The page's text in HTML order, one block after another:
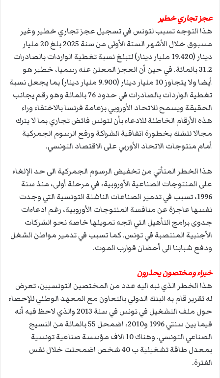
عجز تجاري خطير
هذا التوجه تسبب لتونس في تسجيل عجز تجاري خطير وغير
مسبوق خلال الأشهر الستة الأولى من سنة 2025 بلغ 20 مليار
دينار (19.420 مليار دينار) لتبلغ نسبة تغطية الواردات بالصادرات
31.2 بالمائة. في حين أن العجز المعلن عنه رسميا، خطير هو
أيضا ولا يتجاوز 10 مليار دينار (9.900 مليار دينار) بما يجعل نسبة
تغطية الواردات بالصادرات في حدود 76 بالمائة وهو رقم يجانب
الحقيقة ويسمح للاتحاد الأوروبي بزعامة فرنسا بالاختفاء وراء
هذه الأرقام الخاطئة للادعاء بأن لتونس فائض تجاري بما لا يترك
مجالا للشك بخطورة اتفاقية الشراكة ورفع الرسوم الجمركية
أمام منتوجات الاتحاد الأوربي على الاقتصاد التونسي.
هذا الخطر المتأتي من تخفيض الرسوم الجمركية الى حد الإلغاء
على المنتوجات الصناعية الأوروبية، في مرحلة أولى، منذ سنة
1996، تسبب في تدمير الصناعات الناشئة التونسية التي وجدت
نفسها عاجزة عن منافسة المنتوجات الأوروبية، رغم ادعاءات
جدوى برامج التأهيل التي اتجه تمويلها خاصة نحو الشركات
الأجنبية المنتصبة في تونس. كما تسبب في تدمير مواطن الشغل
ودفع شبابنا الى أحضان قوارب الموت.
خبراء ومختصون يحذرون
هذا الخطر الذي نبه اليه عدد من المختصين التونسيين، تعرض
له تقرير قام به البنك الدولي بالتعاون مع المعهد الوطني للإحصاء
حول ملف التشغيل في تونس في سنة 2013 والذي لاحظ فيه أنه
فيما بين سنتي 1996 و2010، اضمحل 55 بالمائة من النسيج
الصناعي التونسي. وهناك 10 الاف مؤسسة صناعية تونسية
بمعدل طاقة تشغيلية ب 40 شخص اضمحلت خلال نفس
الفترة.